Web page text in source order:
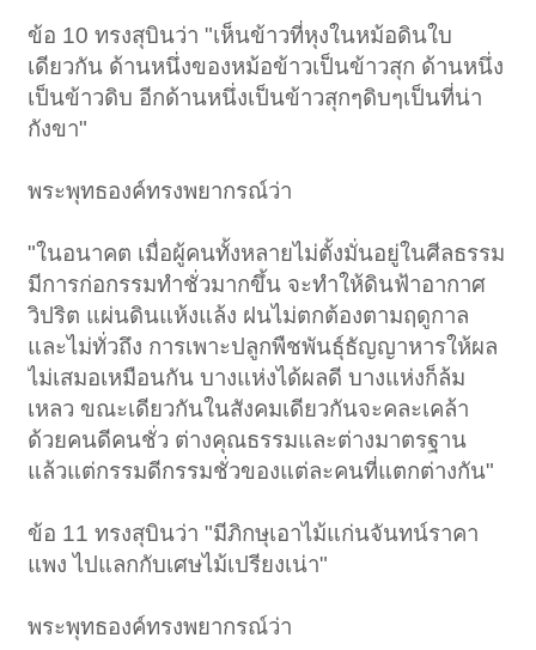
ข้อ 10 ทรงสุบินว่า "เห็นข้าวที่หุงในหม้อดินใบ
เดียวกัน ด้านหนึ่งของหม้อข้าวเป็นข้าวสุก ด้านหนึ่ง
เป็นข้าวดิบ อีกด้านหนึ่งเป็นข้าวสุกๆดิบๆเป็นที่น่า
กังขา"
พระพุทธองค์ทรงพยากรณ์ว่า
"ในอนาคต เมื่อผู้คนทั้งหลายไม่ตั้งมั่นอยู่ในศีลธรรม
มีการก่อกรรมทำชั่วมากขึ้น จะทำให้ดินฟ้าอากาศ
วิปริต แผ่นดินแห้งแล้ง ฝนไม่ตกต้องตามฤดูกาล
และไม่ทั่วถึง การเพาะปลูกพืชพันธุ์ธัญญาหารให้ผล
ไม่เสมอเหมือนกัน บางแห่งได้ผลดี บางแห่งก็ล้ม
เหลว ขณะเดียวกันในสังคมเดียวกันจะคละเคล้า
ด้วยคนดีคนชั่ว ต่างคุณธรรมและต่างมาตรฐาน
แล้วแต่กรรมดีกรรมชั่วของแต่ละคนที่แตกต่างกัน"
ข้อ 11 ทรงสุบินว่า "มีภิกษุเอาไม้แก่นจันทน์ราคา
แพง ไปแลกกับเศษไม้เปรียงเน่า"
พระพุทธองค์ทรงพยากรณ์ว่า